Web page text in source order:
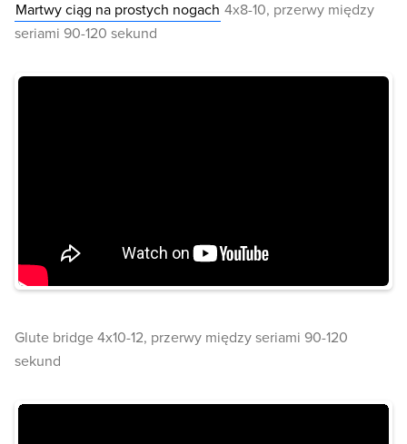
Martwy ciąg na prostych nogach 4x8-10, przerwy między
seriami 90-120 sekund
Glute bridge 4x10-12, przerwy między seriami 90-120
sekund